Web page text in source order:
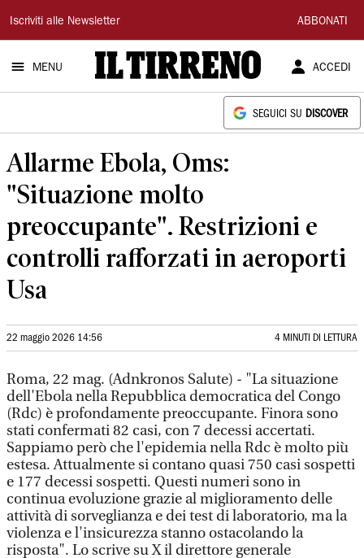
Il
Tirreno
Iscriviti alle Newsletter ABBONATI
MENU ACCEDI
SEGUICI SU DISCOVER
Allarme Ebola, Oms:
"Situazione molto
preoccupante". Restrizioni e
controlli rafforzati in aeroporti
Usa
22 maggio 2026 14:56 4 MINUTI DI LETTURA
Roma, 22 mag. (Adnkronos Salute) - "La situazione
dell'Ebola nella Repubblica democratica del Congo
(Rdc) è profondamente preoccupante. Finora sono
stati confermati 82 casi, con 7 decessi accertati.
Sappiamo però che l'epidemia nella Rdc è molto più
estesa. Attualmente si contano quasi 750 casi sospetti
e 177 decessi sospetti. Questi numeri sono in
continua evoluzione grazie al miglioramento delle
attività di sorveglianza e dei test di laboratorio, ma la
violenza e l'insicurezza stanno ostacolando la
risposta". Lo scrive su X il direttore generale